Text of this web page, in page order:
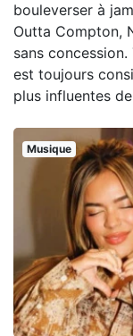
bouleverser à
Outta Compton,
sans
est toujours
plus influentes
Musique